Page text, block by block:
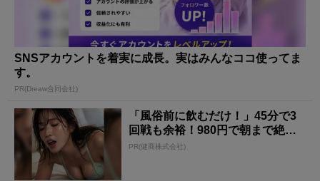
SNSアカウントを着実に成長。実はみんなココ使ってま
す。
PR(Dreaw合同会社)
「風俗前に飲むだけ！」45分で3
回戦も余裕！980円で朝まで絶好
調
PR(健商株式会社)